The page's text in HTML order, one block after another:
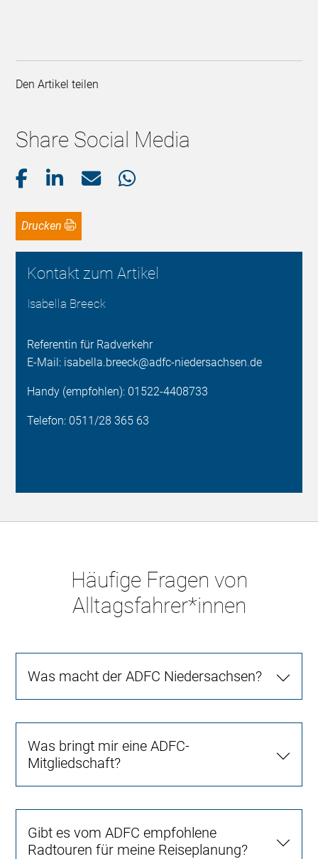
Den Artikel teilen
Share Social Media
Drucken
Kontakt zum Artikel
Isabella Breeck
Referentin für Radverkehr
E-Mail: isabella.breeck@adfc-niedersachsen.de
Handy (empfohlen): 01522-4408733
Telefon: 0511/28 365 63
Häufige Fragen von
Alltagsfahrer*innen
Was macht der ADFC Niedersachsen?
Was bringt mir eine ADFC-
Mitgliedschaft?
Gibt es vom ADFC empfohlene
Radtouren für meine Reiseplanung?